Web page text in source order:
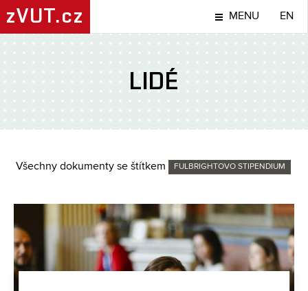
zVUT.cz MENU EN
LIDÉ
Všechny dokumenty se štítkem FULBRIGHTOVO STIPENDIUM